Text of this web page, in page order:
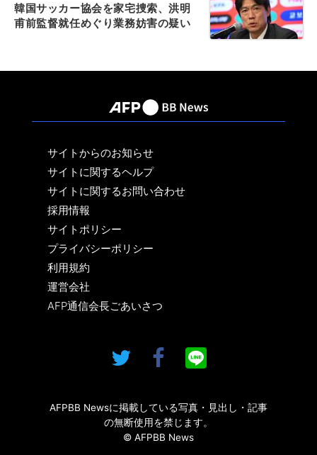
韓国サッカー協会を家宅捜索、洪明
甫前監督就任めぐり業務妨害の疑い
サイトからのお知らせ
サイトに関するヘルプ
サイトに関するお問い合わせ
採用情報
サイトポリシー
プライバシーポリシー
利用規約
運営会社
AFP通信会長ごあいさつ
AFPBB Newsに掲載している写真・見出し・記事
の無断使用を禁じます。
© AFPBB News